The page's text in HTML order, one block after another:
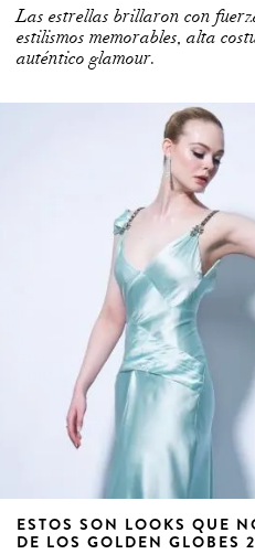
Las estrellas brillaron con
estilismos memorables, alta
auténtico glamour.
ESTOS SON LOOKS QUE
DE LOS GOLDEN GLOBES